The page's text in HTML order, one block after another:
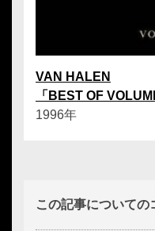
VAN HALEN
「BEST OF
1996年
この記事についての